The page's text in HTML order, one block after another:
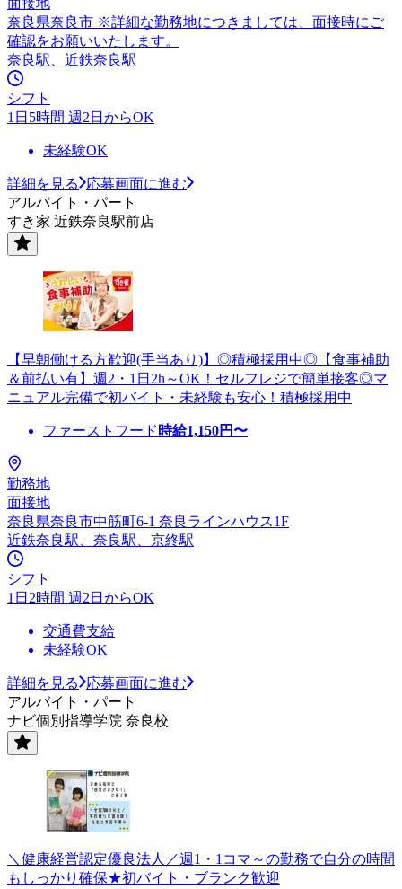
奈良県奈良市 ※詳細な勤務地につきましては、面接時にご
確認をお願いいたします。
奈良駅、近鉄奈良駅
シフト
1日5時間 週2日からOK
未経験OK
詳細を見る
応募画面に進む
アルバイト・パート
すき家 近鉄奈良駅前店
【早朝働ける方歓迎(手当あり)】◎積極採用中◎【食事補助
＆前払い有】週2・1日2h～OK！セルフレジで簡単接客◎マ
ニュアル完備で初バイト・未経験も安心！積極採用中
ファーストフード 時給1,150円〜
勤務地
面接地
奈良県奈良市中筋町6-1 奈良ラインハウス1F
近鉄奈良駅、奈良駅、京終駅
シフト
1日2時間 週2日からOK
交通費支給
未経験OK
詳細を見る
応募画面に進む
アルバイト・パート
ナビ個別指導学院 奈良校
＼健康経営認定優良法人／週1・1コマ～の勤務で自分の時間
もしっかり確保★初バイト・ブランク歓迎